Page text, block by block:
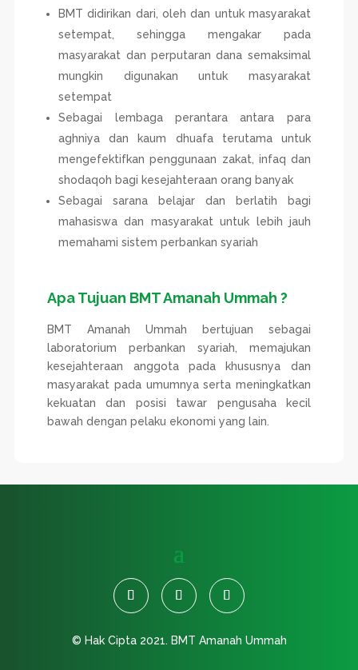
BMT didirikan dari, oleh dan untuk masyarakat
setempat, sehingga mengakar pada
masyarakat dan perputaran dana semaksimal
mungkin digunakan untuk masyarakat
setempat
Sebagai lembaga perantara antara para
aghniya dan kaum dhuafa terutama untuk
mengefektifkan penggunaan zakat, infaq dan
shodaqoh bagi kesejahteraan orang banyak
Sebagai sarana belajar dan berlatih bagi
mahasiswa dan masyarakat untuk lebih jauh
memahami sistem perbankan syariah
Apa Tujuan BMT Amanah Ummah ?
BMT Amanah Ummah bertujuan sebagai
laboratorium perbankan syariah, memajukan
kesejahteraan anggota pada khususnya dan
masyarakat pada umumnya serta meningkatkan
kekuatan dan posisi tawar pengusaha kecil
bawah dengan pelaku ekonomi yang lain.
© Hak Cipta 2021. BMT Amanah Ummah